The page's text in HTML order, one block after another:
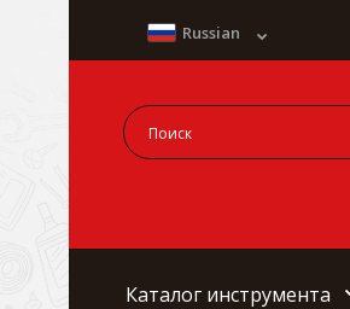
Russian
Каталог инструмента